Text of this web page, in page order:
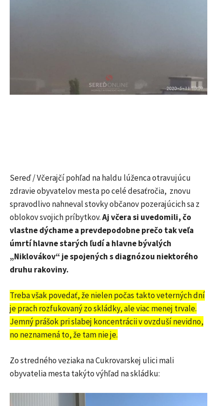
Sereď / Včerajčí pohľad na haldu lúženca otravujúcu
zdravie obyvatelov mesta po celé desaťročia, znovu
spravodlivo nahneval stovky občanov pozerajúcich sa z
oblokov svojich príbytkov.Aj včera si uvedomili, čo
vlastne dýchame a prevdepodobne prečo tak veľa
úmrtí hlavne starých ľudí a hlavne bývalých
„Niklovákov“ je spojených s diagnózou niektorého
druhu rakoviny.
Treba však povedať, že nielen počas takto veterných dní
je prach rozfukovaný zo skládky, ale viac menej trvale.
Jemný prášok pri slabej koncentrácii v ovzduší nevidno,
no neznamená to, že tam nie je.
Zo stredného veziaka na Cukrovarskej ulici mali
obyvatelia mesta takýto výhľad na skládku: